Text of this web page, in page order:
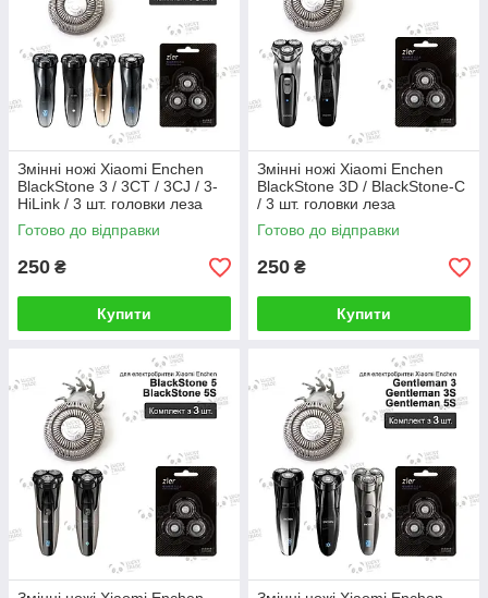
Змінні ножі Xiaomi Enchen
BlackStone 3 / 3CT / 3CJ / 3-
HiLink / 3 шт. головки леза
електробритви Срібний
Готово до відправки
250 ₴
Купити
Змінні ножі Xiaomi Enchen
BlackStone 3D / BlackStone-С
/ 3 шт. головки леза
електробритви Срібний
Готово до відправки
250 ₴
Купити